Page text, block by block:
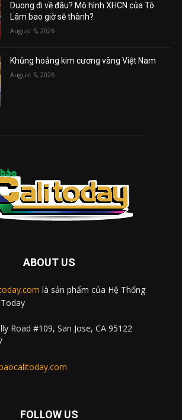
Duong đi về đâu? Mô hình XHCN của Tô
Lâm bao giờ sẽ thành?
August 5, 2026
Khủng hoảng kim cương vàng Việt Nam
August 5, 2026
ABOUT US
là sản phẩm của Hệ Thống
Road #109, San Jose, CA 95122
FOLLOW US